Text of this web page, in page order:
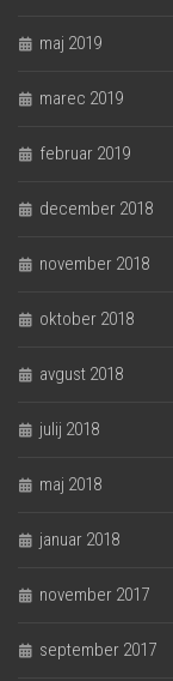
maj 2019
marec 2019
februar 2019
december 2018
november 2018
oktober 2018
avgust 2018
julij 2018
maj 2018
januar 2018
november 2017
september 2017